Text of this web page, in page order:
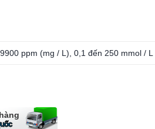
ppm (mg / L), 0,1 đến 250 mmol / L